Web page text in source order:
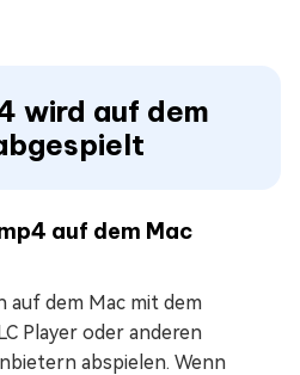
wird auf dem
auf dem Mac
auf dem Mac mit dem
Player oder anderen
abspielen. Wenn